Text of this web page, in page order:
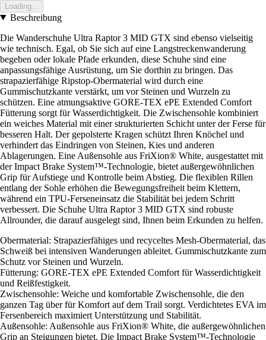
Loading...
Beschreibung
Die Wanderschuhe Ultra Raptor 3 MID GTX sind ebenso vielseitig
wie technisch. Egal, ob Sie sich auf eine Langstreckenwanderung
begeben oder lokale Pfade erkunden, diese Schuhe sind eine
anpassungsfähige Ausrüstung, um Sie dorthin zu bringen. Das
strapazierfähige Ripstop-Obermaterial wird durch eine
Gummischutzkante verstärkt, um vor Steinen und Wurzeln zu
schützen. Eine atmungsaktive GORE-TEX ePE Extended Comfort
Fütterung sorgt für Wasserdichtigkeit. Die Zwischensohle kombiniert
ein weiches Material mit einer strukturierten Schicht unter der Ferse für
besseren Halt. Der gepolsterte Kragen schützt Ihren Knöchel und
verhindert das Eindringen von Steinen, Kies und anderen
Ablagerungen. Eine Außensohle aus FriXion® White, ausgestattet mit
der Impact Brake System™-Technologie, bietet außergewöhnlichen
Grip für Aufstiege und Kontrolle beim Abstieg. Die flexiblen Rillen
entlang der Sohle erhöhen die Bewegungsfreiheit beim Klettern,
während ein TPU-Ferseneinsatz die Stabilität bei jedem Schritt
verbessert. Die Schuhe Ultra Raptor 3 MID GTX sind robuste
Allrounder, die darauf ausgelegt sind, Ihnen beim Erkunden zu helfen.
Obermaterial: Strapazierfähiges und recyceltes Mesh-Obermaterial, das
Schweiß bei intensiven Wanderungen ableitet. Gummischutzkante zum
Schutz vor Steinen und Wurzeln.
Fütterung: GORE-TEX ePE Extended Comfort für Wasserdichtigkeit
und Reißfestigkeit.
Zwischensohle: Weiche und komfortable Zwischensohle, die den
ganzen Tag über für Komfort auf dem Trail sorgt. Verdichtetes EVA im
Fersenbereich maximiert Unterstützung und Stabilität.
Außensohle: Außensohle aus FriXion® White, die außergewöhnlichen
Grip an Steigungen bietet. Die Impact Brake System™-Technologie